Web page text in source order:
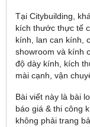
Tại Citybuilding,
kích thước thực tế
kính, lan can kính,
showroom và kính
độ dày kính, kích
mài cạnh, vận
Bài viết này là bài
báo giá & thi công
không phải trang